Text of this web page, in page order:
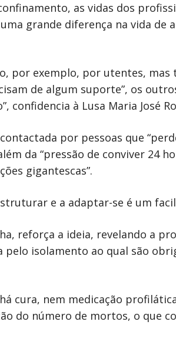
as vidas dos
grande diferença na vida de
por exemplo, por utentes,
de algum suporte”, os
confidencia à Lusa Maria José
por pessoas que
da “pressão de conviver 24
gigantescas”.
e a adaptar-se é um
reforça a ideia, revelando a
pelo isolamento ao qual são
cura, nem medicação
do número de mortos, o que